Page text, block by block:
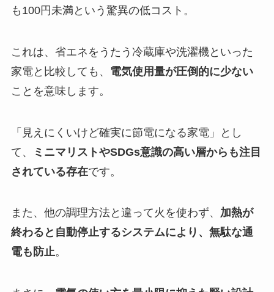
も100円未満という驚異の低コスト。
これは、省エネをうたう冷蔵庫や洗濯機といった
家電と比較しても、 電気使用量が圧倒的に少ない
ことを意味します。
「見えにくいけど確実に節電になる家電」とし
て、
ミニマリストやSDGs意識の高い層からも注目
されている存在です。
また、他の調理方法と違って火を使わず、 加熱が
終わると自動停止するシステムにより、無駄な通
電も防止。